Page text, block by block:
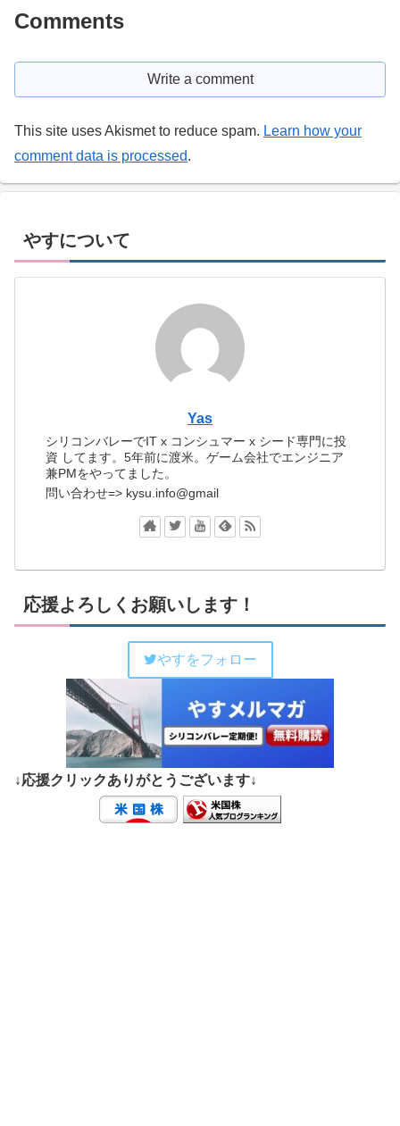
Comments
Write a comment
This site uses Akismet to reduce spam. Learn how your
comment data is processed.
やすについて
Yas
シリコンバレーでIT x コンシュマー x シード専門に投
資 してます。5年前に渡米。ゲーム会社でエンジニア
兼PMをやってました。
問い合わせ=> kysu.info@gmail
応援よろしくお願いします！
やすをフォロー
↓応援クリックありがとうございます↓